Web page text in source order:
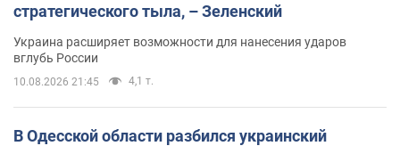
стратегического тыла, – Зеленский
Украина расширяет возможности для нанесения ударов
вглубь России
10.08.2026 21:45 4,1 т.
В Одесской области разбился украинский